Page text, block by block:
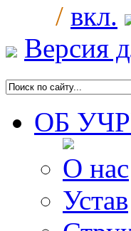
/ вкл.
Версия
ОБ
О нас
Устав